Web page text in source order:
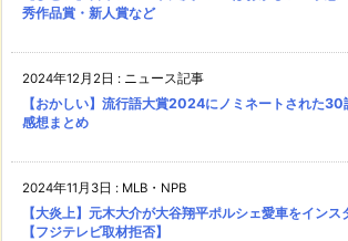
秀作品賞・新人賞など
2024年12月2日 : ニュース記事
【おかしい】流行語大賞2024にノミネートされた30
感想まとめ
2024年11月3日 : MLB・NPB
【大炎上】元木大介が大谷翔平ポルシェ愛車をイン
【フジテレビ取材拒否】